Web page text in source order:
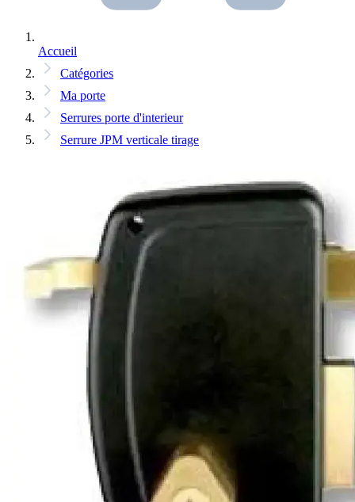
Accueil
Catégories
Ma porte
Serrures porte d'interieur
Serrure JPM verticale tirage